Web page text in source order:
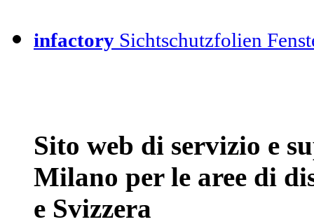
infactory Sichtschutzfolien
Sito web di servizio e
Milano per le aree di
e Svizzera